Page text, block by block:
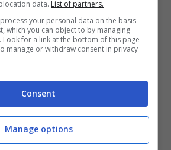
di un mese, quasi due, per
Partiamo dallezucchine, le
ventilate esterne, ma
loro è importante avere del
50 giorni e sono
e cucinare. Lo
vale per labarbabietola. La
data. List of partners.
your personal data on the basis
which you can object to by managing
for a link at the bottom of this page
manage or withdraw consent in privacy
Consent
Manage options